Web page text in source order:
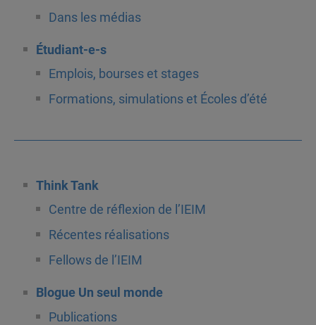
Dans les médias
Étudiant-e-s
Emplois, bourses et stages
Formations, simulations et Écoles d’été
Think Tank
Centre de réflexion de l’IEIM
Récentes réalisations
Fellows de l’IEIM
Blogue Un seul monde
Publications